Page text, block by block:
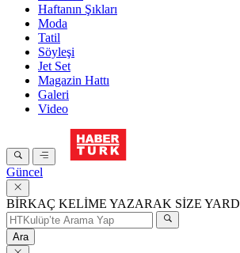
Haftanın Şıkları
Moda
Tatil
Söyleşi
Jet Set
Magazin Hattı
Galeri
Video
Güncel
BİRKAÇ KELİME YAZARAK SİZE
Ara